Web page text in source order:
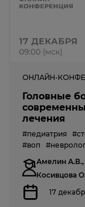
ОНЛАЙН-
Головные
лечения
#педиатрия
#воп
Амелин А.В.,
Косивцова
17